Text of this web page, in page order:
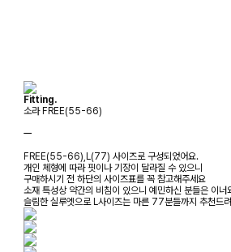
Fitting.
소라 FREE(55-66)
ㅡ
FREE(55-66),L(77) 사이즈로 구성되었어요.
개인 체형에 따라 핏이나 기장이 달라질 수 있으니
구매하시기 전 하단의 사이즈표를 꼭 참고해주세요
소재 특성상 약간의 비침이 있으니 예민하신 분들은 이너
슬림한 실루엣으로 L사이즈는 마른 77분들까지 추천드